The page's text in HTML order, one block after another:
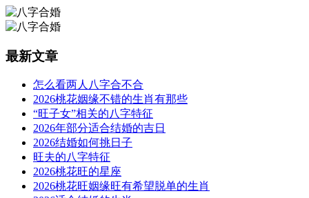
最新文章
怎么看两人八字合不合
2026桃花姻缘不错的生肖有那些
“旺子女”相关的八字特征
2026年部分适合结婚的吉日
2026结婚如何挑日子
旺夫的八字特征
2026桃花旺的星座
2026桃花旺姻缘旺有希望脱单的生肖